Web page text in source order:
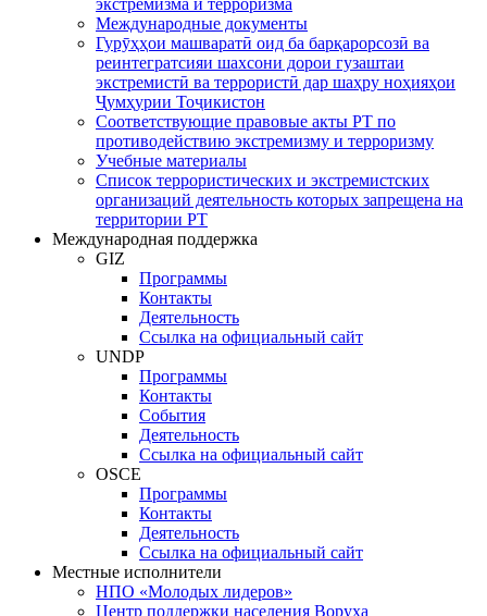
экстремизма и терроризма
Международные документы
Гурӯҳҳои машваратӣ оид ба барқарорсозӣ ва
реинтегратсияи шахсони дорои гузаштаи
экстремистӣ ва террористӣ дар шаҳру ноҳияҳои
Ҷумҳурии Тоҷикистон
Соответствующие правовые акты РТ по
противодействию экстремизму и терроризму
Учебные материалы
Список террористических и экстремистских
организаций деятельность которых запрещена на
территории РТ
Международная поддержка
GIZ
Программы
Контакты
Деятельность
Ссылка на официальный сайт
UNDP
Программы
Контакты
События
Деятельность
Ссылка на официальный сайт
OSCE
Программы
Контакты
Деятельность
Ссылка на официальный сайт
Местные исполнители
НПО «Молодых лидеров»
Центр поддержки населения Воруха